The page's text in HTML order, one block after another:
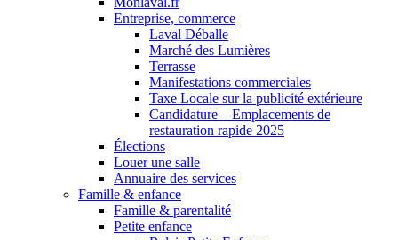
Entreprise, commerce
Laval Déballe
Marché des Lumières
Terrasse
Manifestations commerciales
Taxe Locale sur la publicité extérieure
Candidature – Emplacements de
restauration rapide 2025
Élections
Louer une salle
Annuaire des services
Famille & enfance
Famille & parentalité
Petite enfance